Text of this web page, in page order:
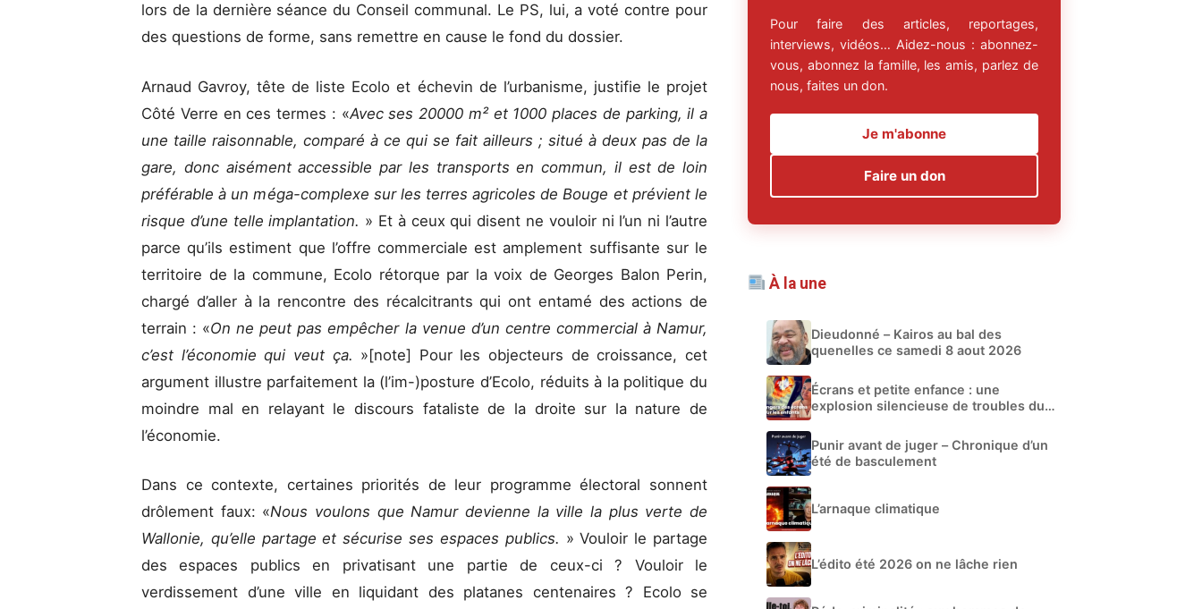
lors de la dernière séance du Conseil communal. Le PS, lui, a voté contre pour
des questions de forme, sans remettre en cause le fond du dossier.
Arnaud Gavroy, tête de liste Ecolo et échevin de l’urbanisme, justifie le projet
Côté Verre en ces termes : «Avec ses 20000 m² et 1000 places de parking, il a
une taille raisonnable, comparé à ce qui se fait ailleurs ; situé à deux pas de la
gare, donc aisément accessible par les transports en commun, il est de loin
préférable à un méga-complexe sur les terres agricoles de Bouge et prévient le
risque d’une telle implantation. » Et à ceux qui disent ne vouloir ni l’un ni l’autre
parce qu’ils estiment que l’offre commerciale est amplement suffisante sur le
territoire de la commune, Ecolo rétorque par la voix de Georges Balon Perin,
chargé d’aller à la rencontre des récalcitrants qui ont entamé des actions de
terrain : «On ne peut pas empêcher la venue d’un centre commercial à Namur,
c’est l’économie qui veut ça. »[note] Pour les objecteurs de croissance, cet
argument illustre parfaitement la (l’im-)posture d’Ecolo, réduits à la politique du
moindre mal en relayant le discours fataliste de la droite sur la nature de
l’économie.
Dans ce contexte, certaines priorités de leur programme électoral sonnent
drôlement faux: «Nous voulons que Namur devienne la ville la plus verte de
Wallonie, qu’elle partage et sécurise ses espaces publics. » Vouloir le partage
des espaces publics en privatisant une partie de ceux-ci ? Vouloir le
verdissement d’une ville en liquidant des platanes centenaires ? Ecolo se
Pour faire des articles, reportages,
interviews, vidéos… Aidez-nous : abonnez-
vous, abonnez la famille, les amis, parlez de
nous, faites un don.
Je m'abonne
Faire un don
À la une
Dieudonné – Kairos au bal des
quenelles ce samedi 8 aout 2026
Écrans et petite enfance : une
explosion silencieuse de troubles du
Punir avant de juger – Chronique d’un
été de basculement
L’arnaque climatique
L’édito été 2026 on ne lâche rien